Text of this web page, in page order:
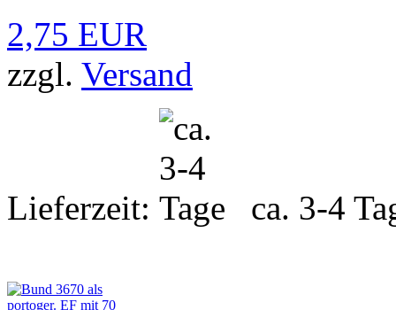
2,75 EUR
zzgl. Versand
Lieferzeit: ca. 3-4